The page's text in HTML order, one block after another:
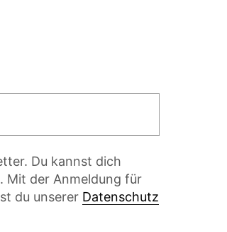
Du kannst dich
Mit der Anmeldung für
du unserer Datenschutz